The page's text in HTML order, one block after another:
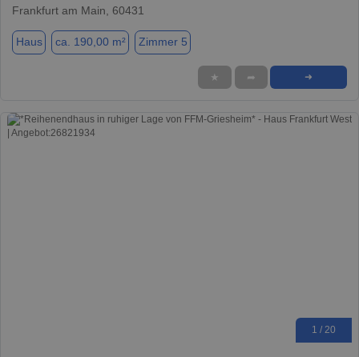
Frankfurt am Main, 60431
Haus ca. 190,00 m² Zimmer 5
★ ➦ ➜
1 / 20